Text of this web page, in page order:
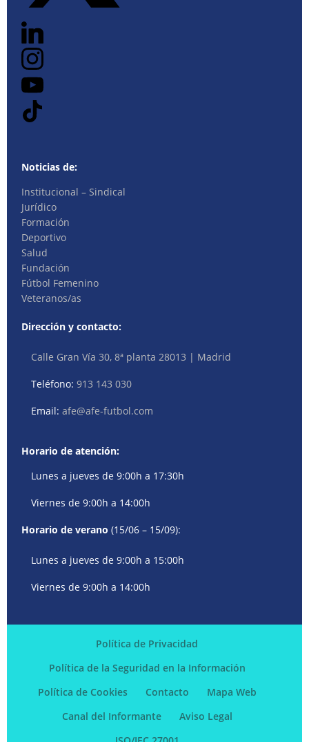
Noticias de:
Institucional – Sindical
Jurídico
Formación
Deportivo
Salud
Fundación
Fútbol Femenino
Veteranos/as
Dirección y contacto:
Calle Gran Vía 30, 8ª planta 28013 | Madrid
Teléfono:913 143 030
Email:afe@afe-futbol.com
Horario de atención:
Lunes a jueves de 9:00h a 17:30h
Viernes de 9:00h a 14:00h
Horario de verano (15/06 – 15/09):
Lunes a jueves de 9:00h a 15:00h
Viernes de 9:00h a 14:00h
Política de Privacidad
Política de la Seguridad en la Información
Política de Cookies
Contacto
Mapa Web
Canal del Informante
Aviso Legal